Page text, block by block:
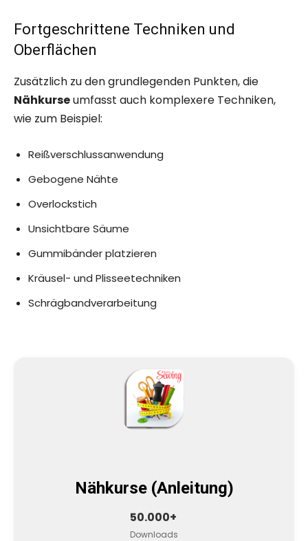
Fortgeschrittene Techniken und
Oberflächen
Zusätzlich zu den grundlegenden Punkten, die
Nähkurseumfasst auch komplexere Techniken,
wie zum Beispiel:
Reißverschlussanwendung
Gebogene Nähte
Overlockstich
Unsichtbare Säume
Gummibänder platzieren
Kräusel- und Plisseetechniken
Schrägbandverarbeitung
Nähkurse (Anleitung)
50.000+
Downloads